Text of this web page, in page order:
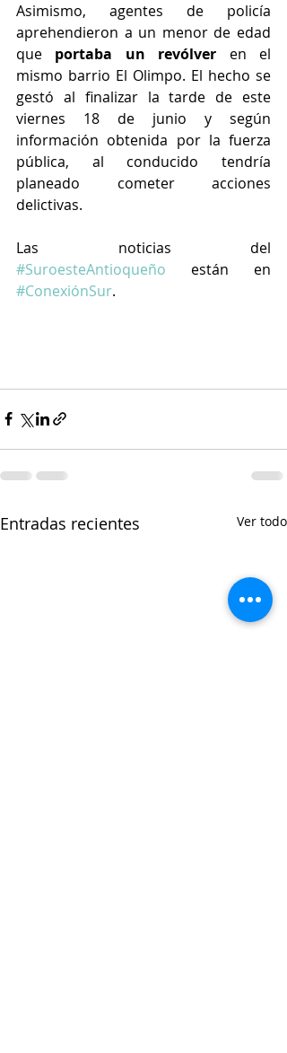
Asimismo, agentes de policía
aprehendieron a un menor de edad
que portaba un revólver en el
mismo barrio El Olimpo. El hecho se
gestó al finalizar la tarde de este
viernes 18 de junio y según
información obtenida por la fuerza
pública, al conducido tendría
planeado cometer acciones
delictivas.
#SuroesteAntioqueño
#ConexiónSur.
Entradas recientes Ver todo